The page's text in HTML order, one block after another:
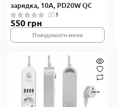
зарядка, 10A, PD20W QC
5
550 грн
Повідомити мене